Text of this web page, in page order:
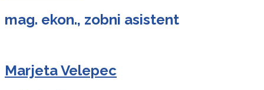
mag. ekon., zobni asistent
Marjeta Velepec